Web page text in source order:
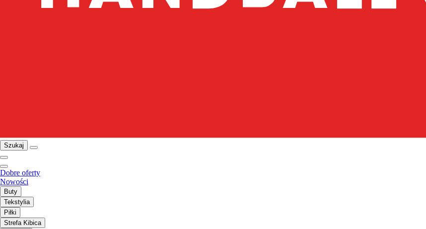
Szukaj
Dobre oferty
Nowości
Buty
Tekstylia
Piłki
Strefa Kibica